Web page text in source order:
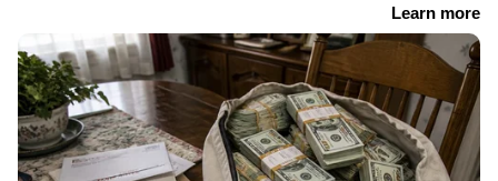
നേതാവായ തിരുവഞ്ചൂരിന് മന്ത്രി അല്ലെങ്കിൽ
സ്പീക്കര്‍ സ്ഥാനമായിരിക്കും ലഭിക്കുക
എന്നാണ് സൂചന. എന്നാൽ സ്പീക്കര്‍
സ്ഥാനത്തേക്കില്ലെന്ന് അദ്ദേഹം നേരത്തെ
വ്യക്തമാക്കിയിരുന്നു. പുതുപ്പള്ളിയിൽ വേറിട്ട
പ്രചാരണ പരിപാടികളോടെ വമ്പൻ വിജയം